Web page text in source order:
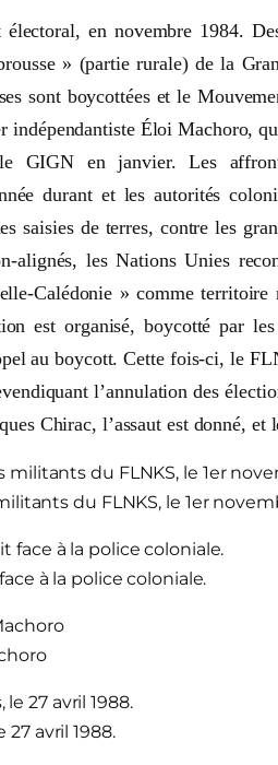
en novembre 1984.
» (partie rurale) de la
sont boycottées et le
indépendantiste Éloi Machoro,
en janvier. Les
durant et les autorités
saisies de terres, contre les
alignés, les Nations Unies
Calédonie » comme territoire
est organisé, boycotté par
au boycott. Cette fois-ci, le
l’annulation des
Chirac, l’assaut est donné, et
du FLNKS, le 1er
à la police coloniale.
avril 1988.